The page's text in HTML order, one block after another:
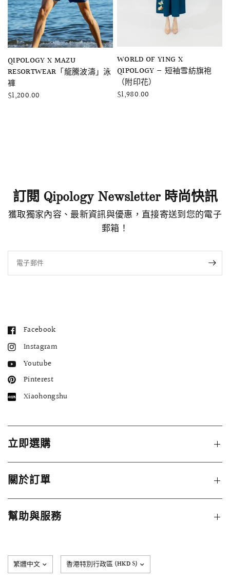
快速瀏覽
QIPOLOGY X MAZU
RESORTWEAR「龍騰波濤」泳
褲
$1,200.00
快速瀏覽
WORLD OF YING X
QIPOLOGY — 短袖雪紡旗袍
（附印花）
$1,980.00
訂閱 Qipology Newsletter 時尚快訊
獲取獨家內容、最新資訊與優惠，直接寄送到您的電子
郵箱！
電子郵件
Facebook
Instagram
Youtube
Pinterest
Xiaohongshu
立即選購
關於訂單
幫助與服務
更
新